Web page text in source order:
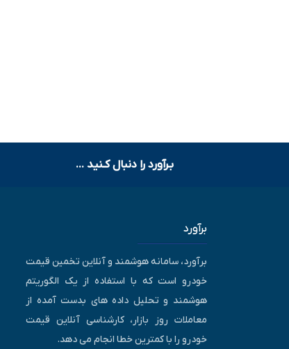
بـرآورد را دنبال کـنید ...
برآورد
برآورد، سامانه هوشمند و آنلاین تخمین قیمت
خودرو است که با استفاده از یک الگوریتم
هوشمند و تحلیل داده های بدست آمده از
معاملات روز بازار، کارشناسی آنلاین قیمت
خودرو را با کمترین خطا انجام می دهد.